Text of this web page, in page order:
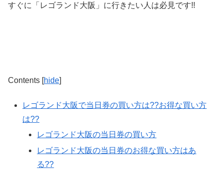
すぐに「レゴランド大阪」に行きたい人は必見です!!
Contents [hide]
レゴランド大阪で当日券の買い方は??お得な買い方
は??
レゴランド大阪の当日券の買い方
レゴランド大阪の当日券のお得な買い方はあ
る??